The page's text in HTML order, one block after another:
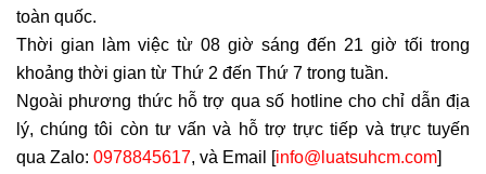
toàn quốc.
Thời gian làm việc từ 08 giờ sáng đến 21 giờ tối trong
khoảng thời gian từ Thứ 2 đến Thứ 7 trong tuần.
Ngoài phương thức hỗ trợ qua số hotline cho chỉ dẫn địa
lý, chúng tôi còn tư vấn và hỗ trợ trực tiếp và trực tuyến
qua Zalo: 0978845617, và Email [info@luatsuhcm.com]